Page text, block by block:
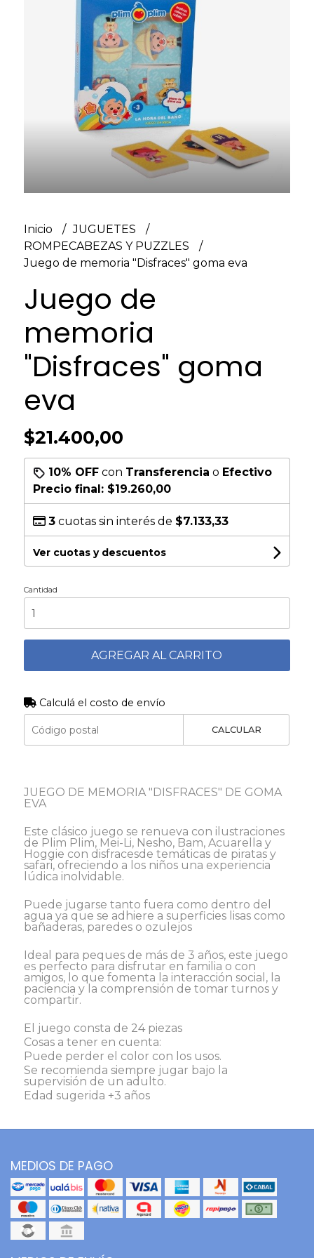
Inicio
JUGUETES
ROMPECABEZAS Y PUZZLES
Juego de memoria "Disfraces" goma eva
Juego de
memoria
"Disfraces" goma
eva
$21.400,00
10% OFFcon Transferencia o Efectivo
Precio final: $19.260,00
3cuotas sin interés de $7.133,33
Ver cuotas y descuentos
Cantidad
AGREGAR AL CARRITO
Calculá el costo de envío
CALCULAR
JUEGO DE MEMORIA "DISFRACES" DE GOMA
EVA
Este clásico juego se renueva con ilustraciones
de Plim Plim, Mei-Li, Nesho, Bam, Acuarella y
Hoggie con disfracesde temáticas de piratas y
safari, ofreciendo a los niños una experiencia
lúdica inolvidable.
Puede jugarse tanto fuera como dentro del
agua ya que se adhiere a superficies lisas como
bañaderas, paredes o ozulejos
Ideal para peques de más de 3 años, este juego
es perfecto para disfrutar en familia o con
amigos, lo que fomenta la interacción social, la
paciencia y la comprensión de tomar turnos y
compartir.
El juego consta de 24 piezas
Cosas a tener en cuenta:
Puede perder el color con los usos.
Se recomienda siempre jugar bajo la
supervisión de un adulto.
Edad sugerida +3 años
MEDIOS DE PAGO